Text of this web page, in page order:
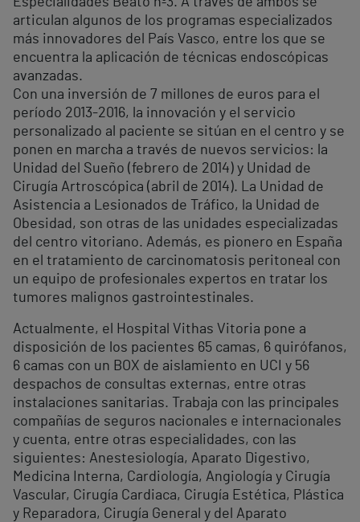
articulan algunos de los programas especializados
más innovadores del País Vasco, entre los que se
encuentra la aplicación de técnicas endoscópicas
avanzadas.
Con una inversión de 7 millones de euros para el
período 2013-2016, la innovación y el servicio
personalizado al paciente se sitúan en el centro y se
ponen en marcha a través de nuevos servicios: la
Unidad del Sueño (febrero de 2014) y Unidad de
Cirugía Artroscópica (abril de 2014). La Unidad de
Asistencia a Lesionados de Tráfico, la Unidad de
Obesidad, son otras de las unidades especializadas
del centro vitoriano. Además, es pionero en España
en el tratamiento de carcinomatosis peritoneal con
un equipo de profesionales expertos en tratar los
tumores malignos gastrointestinales.
Actualmente, el Hospital Vithas Vitoria pone a
disposición de los pacientes 65 camas, 6 quirófanos,
6 camas con un BOX de aislamiento en UCI y 56
despachos de consultas externas, entre otras
instalaciones sanitarias. Trabaja con las principales
compañías de seguros nacionales e internacionales
y cuenta, entre otras especialidades, con las
siguientes: Anestesiología, Aparato Digestivo,
Medicina Interna, Cardiología, Angiología y Cirugía
Vascular, Cirugía Cardiaca, Cirugía Estética, Plástica
y Reparadora, Cirugía General y del Aparato